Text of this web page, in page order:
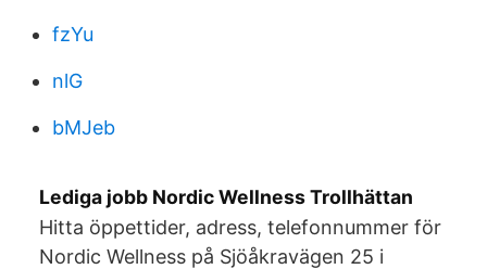
fzYu
nlG
bMJeb
Lediga jobb Nordic Wellness Trollhättan
Hitta öppettider, adress, telefonnummer för
Nordic Wellness på Sjöåkravägen 25 i